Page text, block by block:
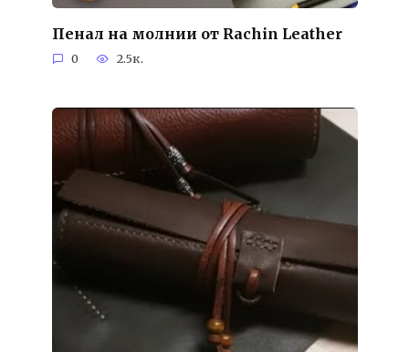
Пенал на молнии от Rachin Leather
0 2.5к.